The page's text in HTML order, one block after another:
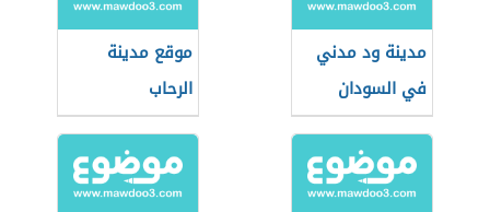
مدينة ود مدني
في السودان
موقع مدينة
الرحاب